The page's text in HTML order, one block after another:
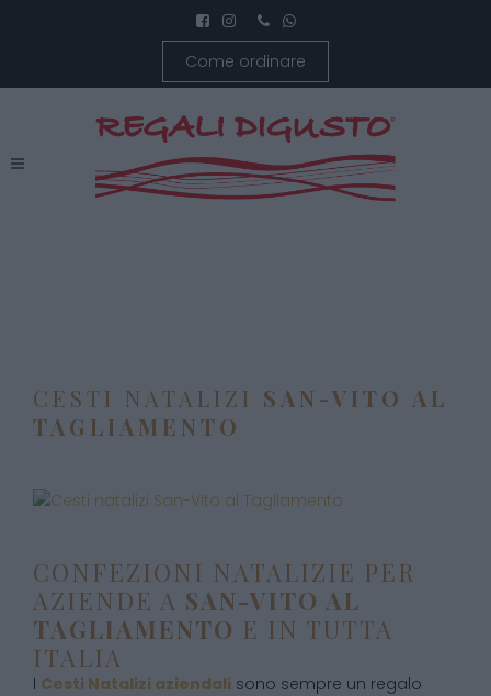
Come ordinare
CESTI NATALIZI SAN-VITO AL
TAGLIAMENTO
CONFEZIONI NATALIZIE PER
AZIENDE A SAN-VITO AL
TAGLIAMENTO E IN TUTTA
ITALIA
I Cesti Natalizi aziendali sono sempre un regalo